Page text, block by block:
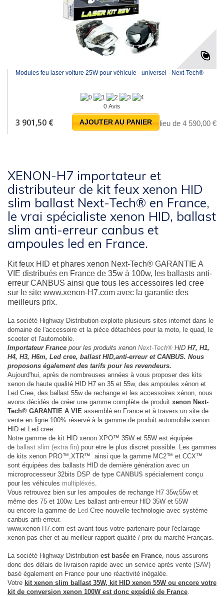
Modules feu laser voiture 25W pour véhicule - universel - Next-Tech®
0 Avis
3 901,50 € au lieu de 4 590,00 €
-15%
AJOUTER AU PANIER
XENON-H7 importateur et
distributeur de kit feux xenon HID
slim ballast Next-Tech® en France,
le vrai spécialiste xenon HID, ballast
slim anti-erreur canbus et
ampoules led en France.
Kit feux HID et phares xenon Next-Tech® GARANTIE A
VIE distribués en France de 35w à 100w, les ballasts anti-
erreur CANBUS ainsi que tous les accessoires led cree
sur le site www.xenon-H7.com avec la garantie des
meilleurs prix.
La société Highway Distribution exploite plusieurs sites internet dans le
domaine de l'accessoire et la pièce détachées pour la moto, le quad, le
scooter et l'automobile.
Importateur France pour les produits xenon Next-Tech® HID H7, H1,
H4, H3, H6m, Led cree, ballast HID,anti-erreur et CANBUS. Nous
proposons également des tarifs pour les revendeurs.
Aujourd'hui, après de nombreuses années à vous proposer des kits
xenon de haute qualité HID H7 en 35 et 55w, des ampoules xénon et
Led Cree, des ballast 55w de rechange et les accessoires xénon, nous
avons décidés de créer une gamme complète de produit xenon Next-
Tech® GARANTIE A VIE assemblé en France et à travers un site de
vente en ligne 100% réservé à la gamme de produit automobile xenon
HID et Led cree.
Notre gamme de kit HID xenon XPO™ 35W et 55W est équipée
de ballast slim (extra fin) pour etre le plus discret possible. Les gammes
de kits xenon PRO™,XTR™ ainsi que la gamme MC2™ et CCX™
sont équipées des ballasts HID de dernière génération avec un
microprocesseur 32bits DSP de type CANBUS spécialement conçu
pour les véhicules multipléxés
Vous retrouvez bien sur les ampoules de rechange H7 35w,55w et
même des 75 et 100w. Les ballast anti-erreur HID 35W et 55W
ou encore la gamme de Led Cree nouvelle technologie avec système
canbus anti-erreur.
www.xenon-H7.com est avant tous votre partenaire pour l'éclairage
xenon pas cher et au meilleur rapport qualité / prix du marché Français.
La société Highway Distribution est basée en France , nous assurons
donc des délais de livraison rapide avec un service après vente (SAV)
basé également en France pour une réactivité inégalée.
Votre kit xenon slim ballast 35W, kit HID xenon 55W ou encore votre
kit de conversion xenon 100W est donc expédié de France